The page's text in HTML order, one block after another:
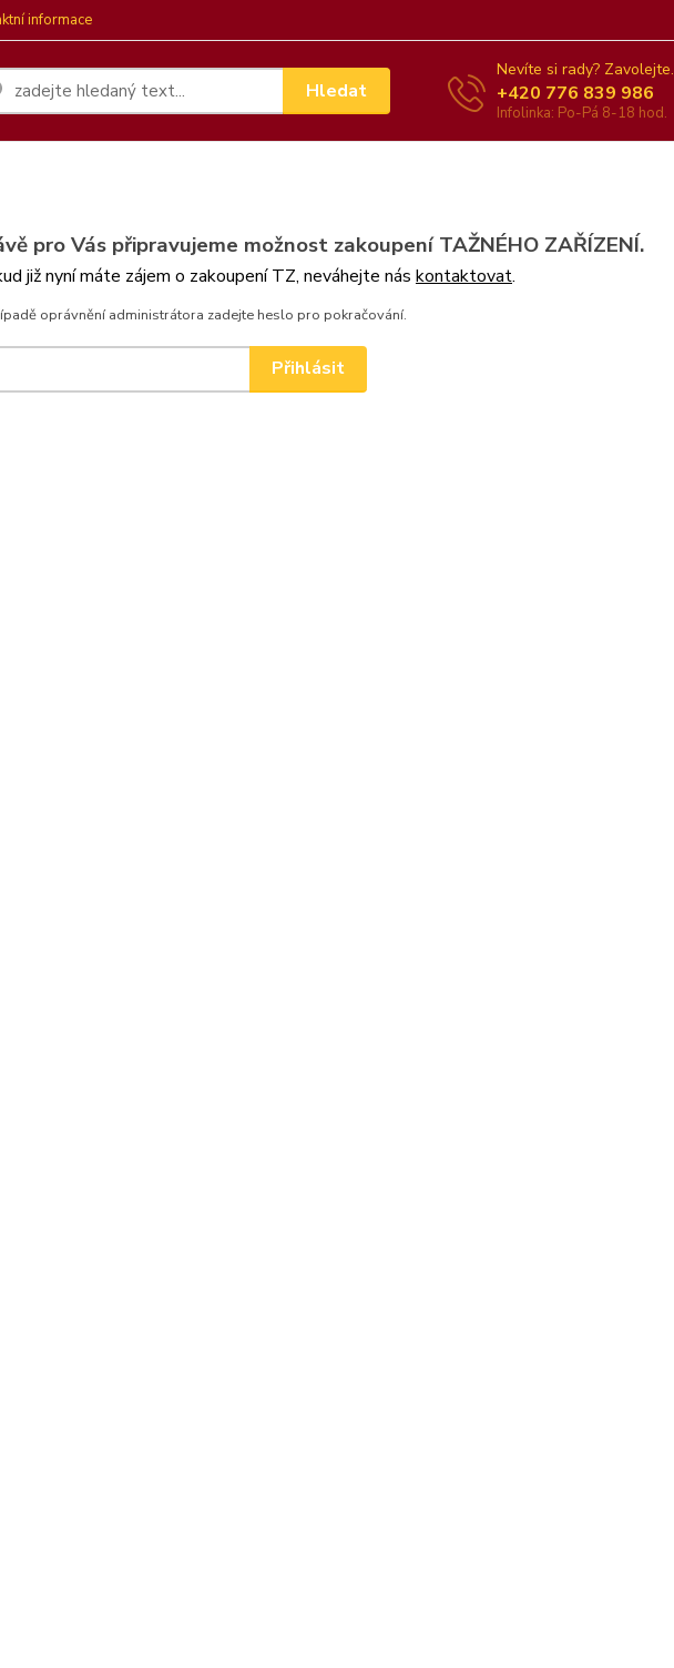
informace
Hledat
Nevíte si rady? Zavolejte.
+420 776 839 986
Infolinka: Po-Pá 8-18 hod.
pro Vás připravujeme možnost zakoupení TAŽNÉHO ZAŘÍZENÍ.
již nyní máte zájem o zakoupení TZ, neváhejte nás kontaktovat.
oprávnění administrátora zadejte heslo pro pokračování.